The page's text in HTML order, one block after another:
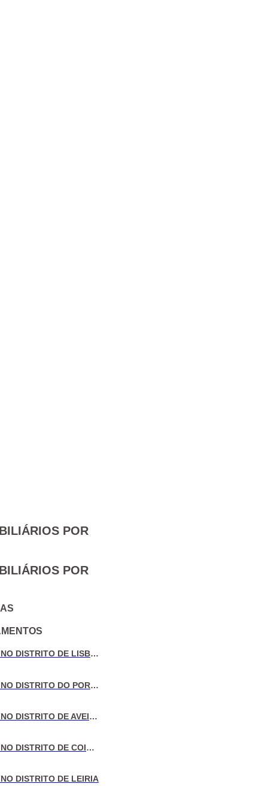
POR
POR
VENDA DE MORADIAS NO DISTRITO DE LISBOA
VENDA DE MORADIAS NO DISTRITO DO PORTO
VENDA DE MORADIAS NO DISTRITO DE AVEIRO
VENDA DE MORADIAS NO DISTRITO DE COIMBRA
DISTRITO DE LEIRIA